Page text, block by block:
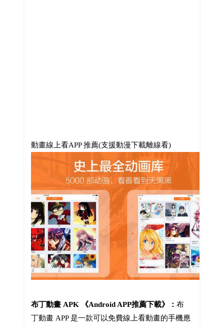
動畫線上看APP 推薦(支援動漫下載離線看)
布丁動畫 APK 《Android APP推薦下載》： 布
丁動畫 APP 是一款可以免費線上看動畫的手機應